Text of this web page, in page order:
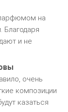
на
Благодаря
и не
очень
композиции
казаться